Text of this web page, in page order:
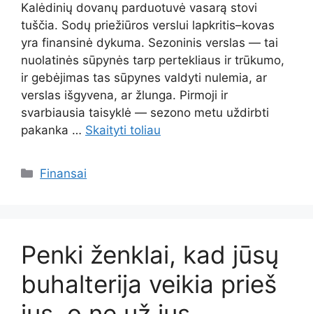
Kalėdinių dovanų parduotuvė vasarą stovi
tuščia. Sodų priežiūros verslui lapkritis–kovas
yra finansinė dykuma. Sezoninis verslas — tai
nuolatinės sūpynės tarp pertekliaus ir trūkumo,
ir gebėjimas tas sūpynes valdyti nulemia, ar
verslas išgyvena, ar žlunga. Pirmoji ir
svarbiausia taisyklė — sezono metu uždirbti
pakanka … Skaityti toliau
Kategorijos
Finansai
Penki ženklai, kad jūsų
buhalterija veikia prieš